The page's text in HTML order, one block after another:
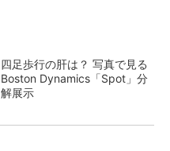
四足歩行の肝は？ 写真で見る
Boston Dynamics「Spot」分
解展示